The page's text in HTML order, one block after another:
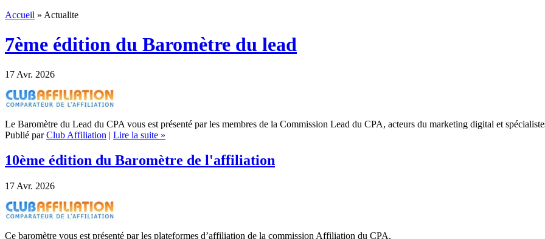
Accueil » Actualite
7ème édition du Baromètre du lead
17 Avr. 2026
Le Baromètre du Lead du CPA vous est présenté par les membres de la Commission Lead du CPA, acteurs du marketing digital et
Publié parClub Affiliation | Lire la suite »
10ème édition du Baromètre de l'affiliation
17 Avr. 2026
Ce baromètre vous est présenté par les plateformes d’affiliation de la commission Affiliation du CPA.